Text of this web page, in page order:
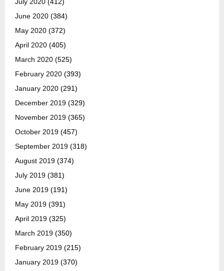
June 2020 (384)
May 2020 (372)
April 2020 (405)
March 2020 (525)
February 2020 (393)
January 2020 (291)
December 2019 (329)
November 2019 (365)
October 2019 (457)
September 2019 (318)
August 2019 (374)
July 2019 (381)
June 2019 (191)
May 2019 (391)
April 2019 (325)
March 2019 (350)
February 2019 (215)
January 2019 (370)